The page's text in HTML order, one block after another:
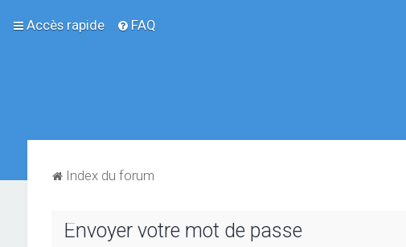
Accès rapide FAQ
Index du forum
Envoyer votre mot de passe